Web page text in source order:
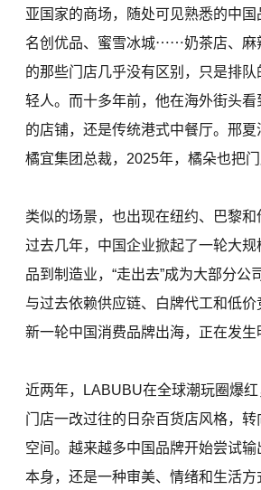
亚国家的商场，随处可见熟悉的中国
名创优品、蜜雪冰城⋯⋯奶茶店、麻
的那些门店几乎没有区别，只是排
轻人。而十多年前，他在海外街头
的店铺，还是传统港式中餐厅。邢
橘宜集团总裁，2025年，橘朵也把门
类似的场景，也出现在纽约、巴黎和
过去几年，中国企业掀起了一轮大
品到制造业，“走出去”成为大部分公
与过去依赖供应链、白牌代工和低价
新一轮中国消费品牌出海，正在发生
近两年，LABUBU在全球潮玩圈爆
门店一改过往的日杂百货店风格，
空间。越来越多中国品牌开始尝试
本身，还是一种审美、情绪和生活